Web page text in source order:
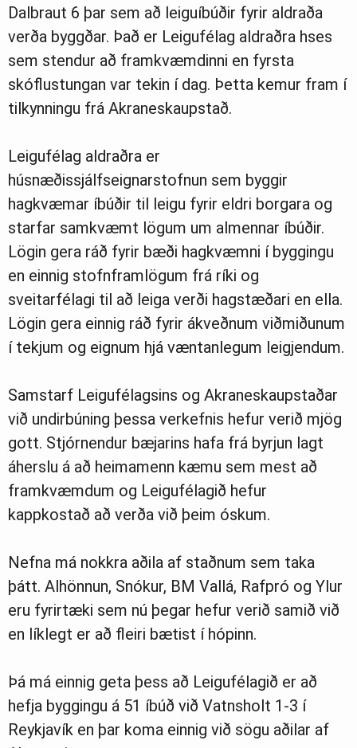
Dalbraut 6 þar sem að leiguíbúðir fyrir aldraða
verða byggðar. Það er Leigufélag aldraðra hses
sem stendur að framkvæmdinni en fyrsta
skóflustungan var tekin í dag. Þetta kemur fram í
tilkynningu frá Akraneskaupstað.
Leigufélag aldraðra er
húsnæðissjálfseignarstofnun sem byggir
hagkvæmar íbúðir til leigu fyrir eldri borgara og
starfar samkvæmt lögum um almennar íbúðir.
Lögin gera ráð fyrir bæði hagkvæmni í byggingu
en einnig stofnframlögum frá ríki og
sveitarfélagi til að leiga verði hagstæðari en ella.
Lögin gera einnig ráð fyrir ákveðnum viðmiðunum
í tekjum og eignum hjá væntanlegum leigjendum.
Samstarf Leigufélagsins og Akraneskaupstaðar
við undirbúning þessa verkefnis hefur verið mjög
gott. Stjórnendur bæjarins hafa frá byrjun lagt
áherslu á að heimamenn kæmu sem mest að
framkvæmdum og Leigufélagið hefur
kappkostað að verða við þeim óskum.
Nefna má nokkra aðila af staðnum sem taka
þátt. Alhönnun, Snókur, BM Vallá, Rafpró og Ylur
eru fyrirtæki sem nú þegar hefur verið samið við
en líklegt er að fleiri bætist í hópinn.
Þá má einnig geta þess að Leigufélagið er að
hefja byggingu á 51 íbúð við Vatnsholt 1-3 í
Reykjavík en þar koma einnig við sögu aðilar af